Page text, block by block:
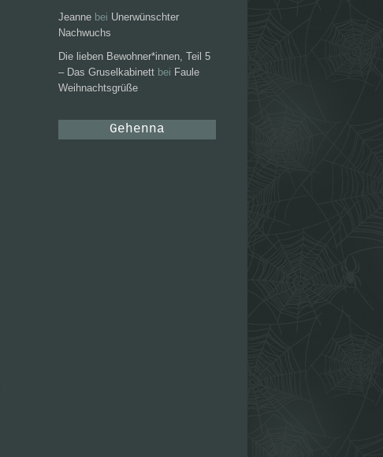
Jeanne bei Unerwünschter
Nachwuchs
Die lieben Bewohner*innen, Teil 5
– Das Gruselkabinett bei Faule
Weihnachtsgrüße
Gehenna